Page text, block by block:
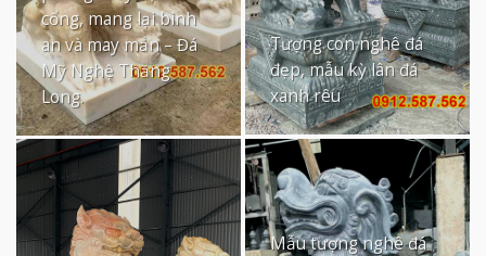
cổng, mang lại bình
an và may mắn – Đá
Mỹ Nghệ Thăng
Long.
Tượng con nghê đá
đẹp, mẫu kỳ lân đá
xanh rêu
Mẫu tượng nghê đá